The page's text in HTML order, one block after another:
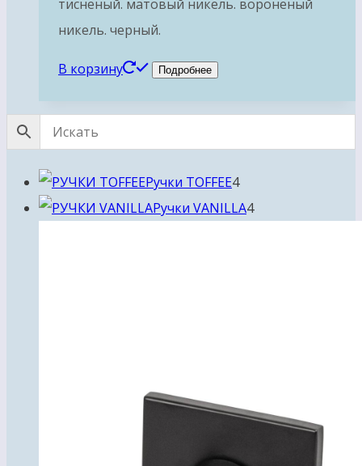
тисненый. матовый никель. вороненый
никель. черный.
В корзину Подробнее
Ручки TOFFEE44
товара
Ручки VANILLA44